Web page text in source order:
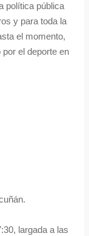
política pública
y para toda la
el momento,
el deporte en
largada a las